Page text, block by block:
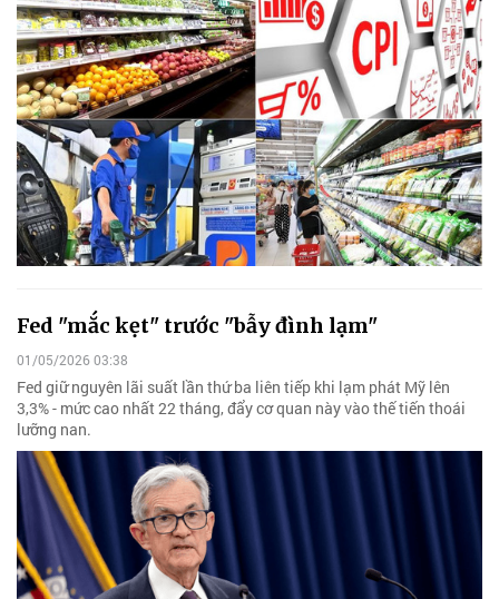
Fed "mắc kẹt" trước "bẫy đình lạm"
01/05/2026 03:38
Fed giữ nguyên lãi suất lần thứ ba liên tiếp khi lạm phát Mỹ lên
3,3% - mức cao nhất 22 tháng, đẩy cơ quan này vào thế tiến thoái
lưỡng nan.